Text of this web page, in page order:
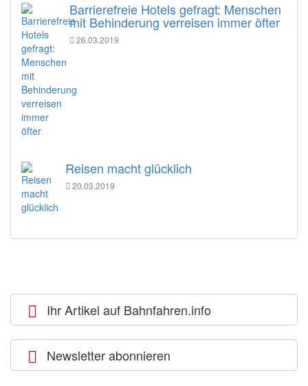
Barrierefreie Hotels gefragt: Menschen
mit Behinderung verreisen immer öfter
26.03.2019
Reisen macht glücklich
20.03.2019
Ihr Artikel auf Bahnfahren.info
Newsletter abonnieren